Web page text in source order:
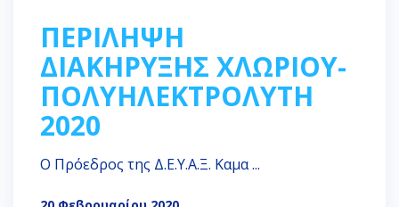
ΠΕΡΙΛΗΨΗ
ΔΙΑΚΗΡΥΞΗΣ ΧΛΩΡΙΟΥ-
ΠΟΛΥΗΛΕΚΤΡΟΛΥΤΗ
2020
Ο Πρόεδρος της Δ.Ε.Υ.Α.Ξ. Καμα ...